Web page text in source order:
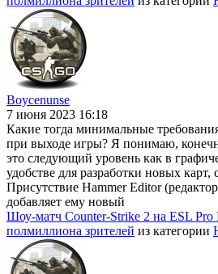
Boycenunse
7 июня 2023 16:18
Какие тогда минимальные
при выходе игры? Я понимаю,
это следующий уровень как в
удобстве для разработки новых карт,
Присутствие Hammer Editor
добавляет ему новый
Шоу-матч Counter-Strike 2 на ESL Pro
полмиллиона зрителей из категории